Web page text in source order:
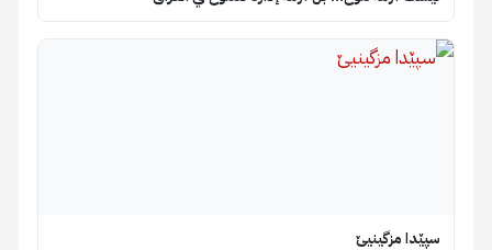
سپێدا مزگینیێ